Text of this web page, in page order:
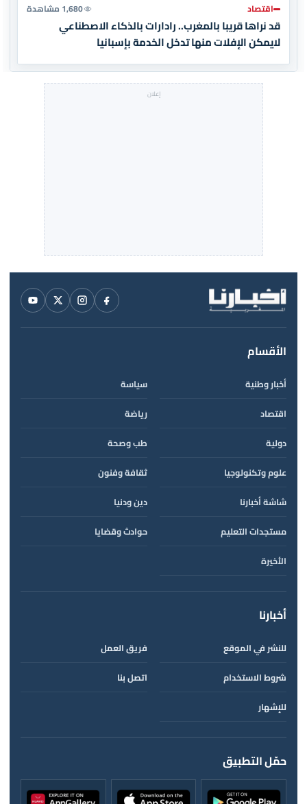
اقتصاد 1,680 مشاهدة
قد نراها قريبا بالمغرب.. رادارات بالذكاء الاصطناعي
لايمكن الإفلات منها تدخل الخدمة بإسبانيا
الأقسام
أخبار وطنية
سياسة
اقتصاد
رياضة
دولية
طب وصحة
علوم وتكنولوجيا
ثقافة وفنون
شاشة أخبارنا
دين ودنيا
مستجدات التعليم
حوادث وقضايا
الأخيرة
أخبارنا
للنشر في الموقع
فريق العمل
شروط الاستخدام
اتصل بنا
للإشهار
حمّل التطبيق